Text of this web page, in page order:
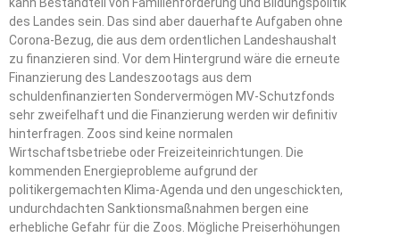
des Landes sein. Das sind aber dauerhafte Aufgaben ohne
Corona-Bezug, die aus dem ordentlichen Landeshaushalt
zu finanzieren sind. Vor dem Hintergrund wäre die erneute
Finanzierung des Landeszootags aus dem
schuldenfinanzierten Sondervermögen MV-Schutzfonds
sehr zweifelhaft und die Finanzierung werden wir definitiv
hinterfragen. Zoos sind keine normalen
Wirtschaftsbetriebe oder Freizeiteinrichtungen. Die
kommenden Energieprobleme aufgrund der
politikergemachten Klima-Agenda und den ungeschickten,
undurchdachten Sanktionsmaßnahmen bergen eine
erhebliche Gefahr für die Zoos. Mögliche Preiserhöhungen